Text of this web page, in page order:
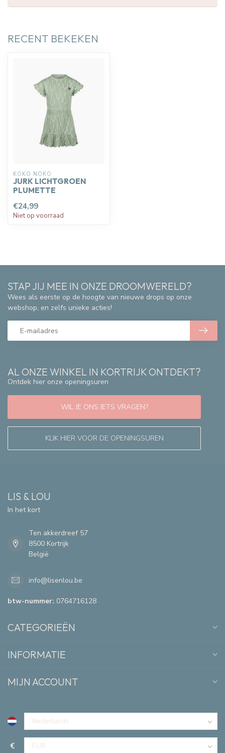
RECENT BEKEKEN
KOKO NOKO
JURK LICHTGROEN
PLUMETTE
€24,99
Niet op voorraad
AL ONZE WINKEL IN KORTRIJK ONTDEKT?
Ontdek hier onze openingsuren
WIL JE ONS IETS VRAGEN?
KLIK HIER VOOR DE OPENINGSUREN
STAP JIJ MEE IN ONZE DROOMWERELD?
Wees als eerste op de hoogte van nieuwe drops op onze
webshop, en zelfs unieke acties!
LIS & LOU
In het kort
Ten akkerdreef 57
8500 Kortrijk
België
info@lisenlou.be
btw-nummer: 0764716128
CATEGORIEËN
INFORMATIE
MIJN ACCOUNT
€